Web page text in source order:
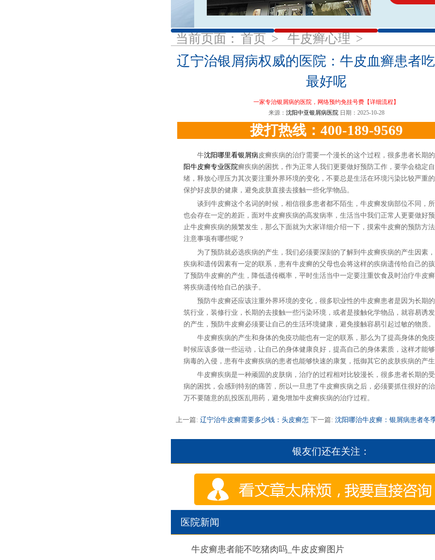
1 2 3
当前页面： 首页 > 牛皮癣心理 >
辽宁治银屑病权威的医院：牛皮血癣患者
最好呢
一家专治银屑病的医院，网络预约免挂号费 【详细流程】
来源： 沈阳中亚银屑病医院 日期：2025-10-28
拨打热线：400-189-9569
牛沈阳哪里看银屑病皮癣疾病的治疗需要一个漫长的这个过程，很多患者长期
阳牛皮癣专业医院癣疾病的困扰，作为正常人我们更要做好预防工作，要学会稳定
绪，释放心理压力其次要注重外界环境的变化，不要总是生活在环境污染比较严重
保护好皮肤的健康，避免皮肤直接去接触一些化学物品。
谈到牛皮癣这个名词的时候，相信很多患者都不陌生，牛皮癣发病部位不同，
也会存在一定的差距，面对牛皮癣疾病的高发病率，生活当中我们正常人更要做好
止牛皮癣疾病的频繁发生，那么下面就为大家详细介绍一下，摸索牛皮癣的预防方
注意事项有哪些呢？
为了预防就必选疾病的产生，我们必须要深刻的了解到牛皮癣疾病的产生因素
疾病和遗传因素有一定的联系，患有牛皮癣的父母也会将这样的疾病遗传给自己的
了预防牛皮癣的产生，降低遗传概率，平时生活当中一定要注重饮食及时治疗牛皮
将疾病遗传给自己的孩子。
预防牛皮癣还应该注重外界环境的变化，很多职业性的牛皮癣患者是因为长期
筑行业，装修行业，长期的去接触一些污染环境，或者是接触化学物品，就容易诱
的产生，预防牛皮癣必须要让自己的生活环境健康，避免接触容易引起过敏的物质。
牛皮癣疾病的产生和身体的免疫功能也有一定的联系，那么为了提高身体的免
时候应该多做一些运动，让自己的身体健康良好，提高自己的身体素质，这样才能
病毒的入侵，患有牛皮癣疾病的患者也能够快速的康复，抵御其它的皮肤疾病的产生
牛皮癣疾病是一种顽固的皮肤病，治疗的过程相对比较漫长，很多患者长期的
病的困扰，会感到特别的痛苦，所以一旦患了牛皮癣疾病之后，必须要抓住很好的
万不要随意的乱投医乱用药，避免增加牛皮癣疾病的治疗过程。
上一篇: 辽宁治牛皮癣需要多少钱：头皮癣怎 下一篇: 沈阳哪治牛皮癣：银屑病患者冬
银友们还在关注：
医院新闻
牛皮癣患者能不吃猪肉吗_牛皮皮癣图片